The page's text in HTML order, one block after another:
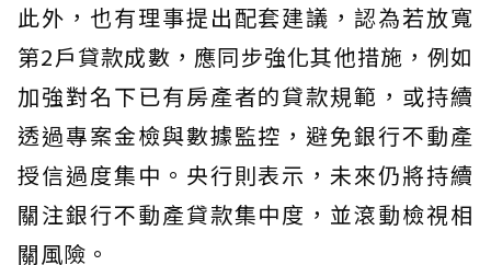
此外，也有理事提出配套建議，認為若放寬
第2戶貸款成數，應同步強化其他措施，例如
加強對名下已有房產者的貸款規範，或持續
透過專案金檢與數據監控，避免銀行不動產
授信過度集中。央行則表示，未來仍將持續
關注銀行不動產貸款集中度，並滾動檢視相
關風險。